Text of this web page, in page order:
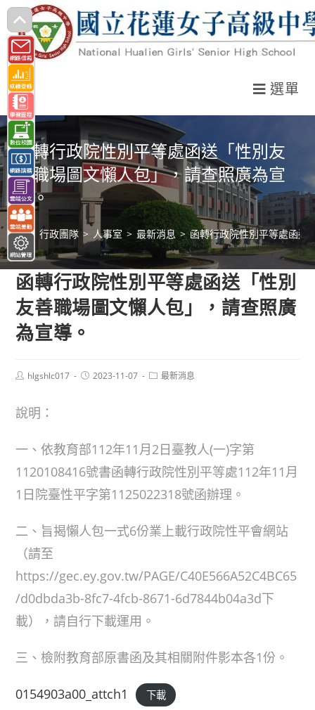
跳
轉
至
主
要
內
容
選單
函轉行政院性別平等處函送「性別友
善職場圖文懶人包」，請查照廣為宣
導。
> 行政團隊 > 人事室 > 最新消息 > 函轉行政院性別平等處函送
函轉行政院性別平等處函送「性別
友善職場圖文懶人包」，請查照廣
為宣導。
Posthlgshlc017
Post2023-11-07
Post最新消息
說明：
一、依教育部112年11月2日臺教人(一)字第
1120108416號書函轉行政院性別平等處112年11月
1日院臺性平字第1125022318號函辦理。
二、旨揭懶人包一式6份業上載行政院性平會網站
（請至
https://gec.ey.gov.tw/PAGE/C40E566A52C4BC65
/d0dbda3b-8fc7-4fcb-8671-6d7844b04a3d下
載），請自行下載運用。
三、檢附教育部原書函及其相關附件影本各1份。
0154903a00_attch1 下載